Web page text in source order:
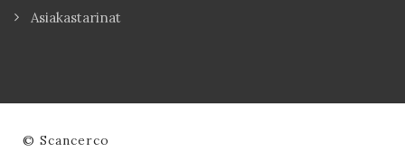
Asiakastarinat
© Scancerco